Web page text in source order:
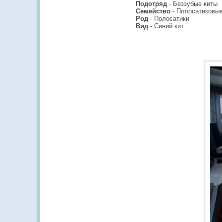
Подотряд - Беззубые киты
Семейство -
Род - Полосатики
Вид - Синий кит